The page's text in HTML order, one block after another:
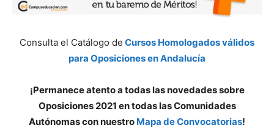
Consulta el Catálogo de Cursos Homologados válidos
para Oposiciones en Andalucía
¡Permanece atento a todas las novedades sobre
Oposiciones 2021 en todas las Comunidades
Autónomas con nuestro Mapa de Convocatorias!